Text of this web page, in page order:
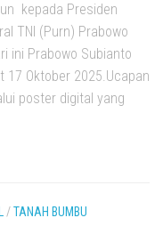
kepada Presiden
TNI (Purn) Prabowo
ini Prabowo Subianto
17 Oktober 2025.Ucapan
poster digital yang
/TANAH BUMBU